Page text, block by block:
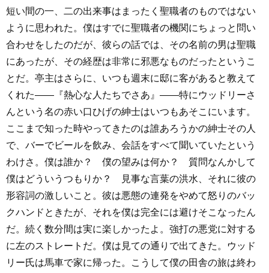
短い間の一、二の出来事はまったく聖職者のものではない
ように思われた。僕はすでに聖職者の機関にちょっと問い
合わせをしたのだが、彼らの話では、その名前の男は聖職
にあったが、その経歴は非常に邪悪なものだったというこ
とだ。亭主はさらに、いつも週末に邸に客があると教えて
くれた――『熱心な人たちでさあ』――特にウッドリーさ
んという名の赤い口ひげの紳士はいつもあそこにいます。
ここまで知った時やってきたのは誰あろうかの紳士その人
で、バーでビールを飲み、会話をすべて聞いていたという
わけさ。僕は誰か？ 僕の望みは何か？ 質問なんかして
僕はどういうつもりか？ 見事な言葉の洪水、それに彼の
形容詞の激しいこと。彼は悪態の連発をやめて怒りのバッ
クハンドときたが、それを僕は完全には避けそこなったん
だ。続く数分間は実に楽しかったよ。強打の悪党に対する
に左のストレートだ。僕は見ての通りで出てきた。ウッド
リー氏は馬車で家に帰った。こうして僕の田舎の旅は終わ